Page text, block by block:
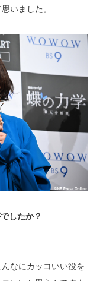
いました。
したか？
なにカッコいい役を